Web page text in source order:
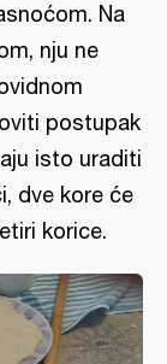
Na
nju ne
postupak
isto uraditi
dve kore će
korice.